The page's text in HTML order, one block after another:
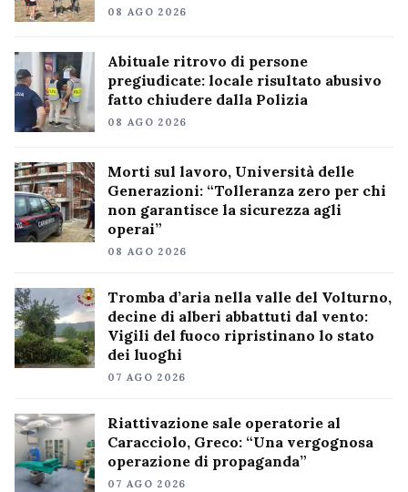
08 AGO 2026
Abituale ritrovo di persone
pregiudicate: locale risultato abusivo
fatto chiudere dalla Polizia
08 AGO 2026
Morti sul lavoro, Università delle
Generazioni: “Tolleranza zero per chi
non garantisce la sicurezza agli
operai”
08 AGO 2026
Tromba d’aria nella valle del Volturno,
decine di alberi abbattuti dal vento:
Vigili del fuoco ripristinano lo stato
dei luoghi
07 AGO 2026
Riattivazione sale operatorie al
Caracciolo, Greco: “Una vergognosa
operazione di propaganda”
07 AGO 2026